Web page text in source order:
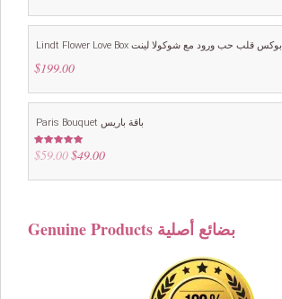
was:
is:
Lindt Flower Love Box بوكس قلب حب ورود مع شوكولا لينت
$199.00
Paris Bouquet باقة باريس
Rated4.88
out of 5
$59.00 Original
was:
$49.00Current
is:
Genuine Products بضائع أصلية